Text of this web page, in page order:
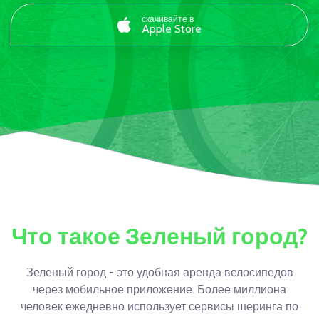
скачивайте в
Apple Store
Что такое Зеленый город?
Зеленый город - это удобная аренда велосипедов
через мобильное приложение. Более миллиона
человек ежедневно использует сервисы шеринга по